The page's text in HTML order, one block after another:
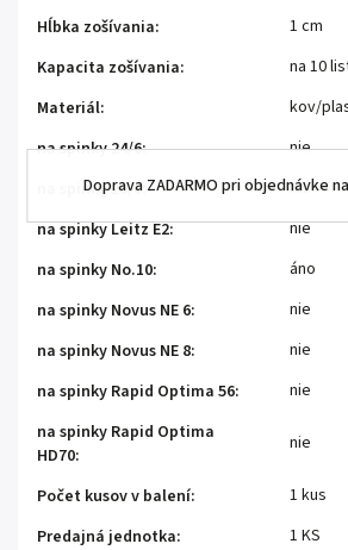
Doprava ZADARMO pri objednávke
Hĺbka zošívania:
1 cm
Kapacita zošívania:
na 10
Materiál:
kov/
na spinky 24/6:
nie
na spinky 26/6:
nie
na spinky Leitz E2:
nie
na spinky No.10:
áno
na spinky Novus NE 6:
nie
na spinky Novus NE 8:
nie
na spinky Rapid Optima 56:
nie
na spinky Rapid Optima
HD70:
nie
Počet kusov v balení:
1 kus
Predajná jednotka: 1 KS